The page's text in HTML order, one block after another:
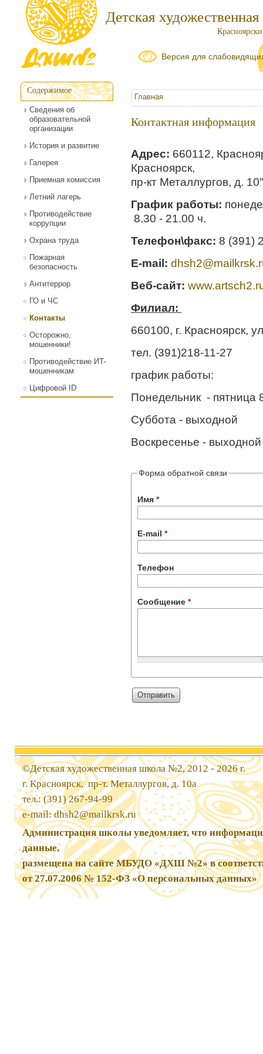
Детская
Версия для
Содержимое
Сведения об
образовательной
организации
История и развитие
Галерея
Приемная комиссия
Летний лагерь
Противодействие
коррупции
Охрана труда
Пожарная
безопасность
Антитеррор
ГО и ЧС
Контакты
Осторожно,
мошенники!
Противодействие ИT-
мошенникам
Цифровой ID
Вы здесь
Главная
Контактная информация
Адрес: 660112,
Красноярск,
пр-кт Металлургов, д.
График работы:
8.30 - 21.00 ч.
Телефон\факс: 8 (391)
E-mail:
Веб-сайт:
Филиал:
660100, г. Красноярск,
тел. (391)218-11-27
график работы:
Понедельник - пятница
Суббота - выходной
Воскресенье - выходной
Форма обратной связи
Имя*
E-mail*
Телефон
Сообщение*
©Детская художественная школа №2, 2012 - 2026 г.
г. Красноярск, пр-т. Металлургов, д. 10а
тел.: (391) 267-94-99
e-mail:dhsh2@mailkrsk.ru
Администрация школы уведомляет, что
данные,
размещена на сайте МБУДО «ДХШ №2» в
от 27.07.2006 № 152-ФЗ «О персональных данных»